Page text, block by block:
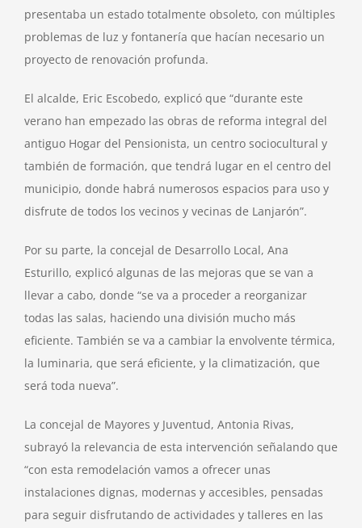
presentaba un estado totalmente obsoleto, con múltiples
problemas de luz y fontanería que hacían necesario un
proyecto de renovación profunda.
El alcalde, Eric Escobedo, explicó que “durante este
verano han empezado las obras de reforma integral del
antiguo Hogar del Pensionista, un centro sociocultural y
también de formación, que tendrá lugar en el centro del
municipio, donde habrá numerosos espacios para uso y
disfrute de todos los vecinos y vecinas de Lanjarón”.
Por su parte, la concejal de Desarrollo Local, Ana
Esturillo, explicó algunas de las mejoras que se van a
llevar a cabo, donde “se va a proceder a reorganizar
todas las salas, haciendo una división mucho más
eficiente. También se va a cambiar la envolvente térmica,
la luminaria, que será eficiente, y la climatización, que
será toda nueva”.
La concejal de Mayores y Juventud, Antonia Rivas,
subrayó la relevancia de esta intervención señalando que
“con esta remodelación vamos a ofrecer unas
instalaciones dignas, modernas y accesibles, pensadas
para seguir disfrutando de actividades y talleres en las